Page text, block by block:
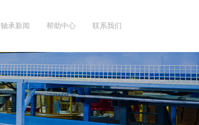
轴承新闻 帮助中心 联系我们